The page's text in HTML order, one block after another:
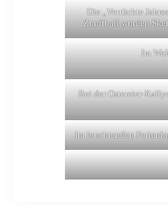
Die „Verrückte
Zunftball wurden
Im
Bei der Ostereier-
Im leuchtenden